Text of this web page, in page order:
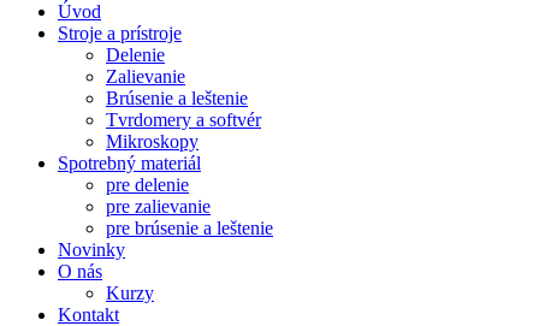
Úvod
Stroje a prístroje
Delenie
Zalievanie
Brúsenie a leštenie
Tvrdomery a softvér
Mikroskopy
Spotrebný materiál
pre delenie
pre zalievanie
pre brúsenie a leštenie
Novinky
O nás
Kurzy
Kontakt